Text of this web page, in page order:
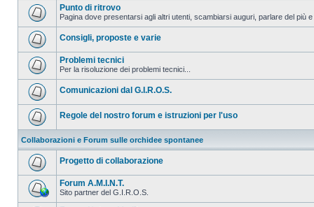
Punto di ritrovo
Pagina dove presentarsi agli altri utenti, scambiarsi auguri, parlare del più e
Consigli, proposte e varie
Problemi tecnici
Per la risoluzione dei problemi tecnici...
Comunicazioni dal G.I.R.O.S.
Regole del nostro forum e istruzioni per l'uso
Collaborazioni e Forum sulle orchidee spontanee
Progetto di collaborazione
Forum A.M.I.N.T.
Sito partner del G.I.R.O.S.